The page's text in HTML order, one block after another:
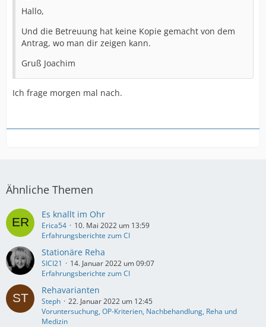
Hallo,
Und die Betreuung hat keine Kopie gemacht von dem
Antrag, wo man dir zeigen kann.
Gruß Joachim
Ich frage morgen mal nach.
Ähnliche Themen
Es knallt im Ohr
Erica54
10. Mai 2022 um 13:59
Erfahrungsberichte zum CI
Stationäre Reha
SICI21
14. Januar 2022 um 09:07
Erfahrungsberichte zum CI
Rehavarianten
Steph
22. Januar 2022 um 12:45
Voruntersuchung, OP-Kriterien, Nachbehandlung, Reha und
Medizin